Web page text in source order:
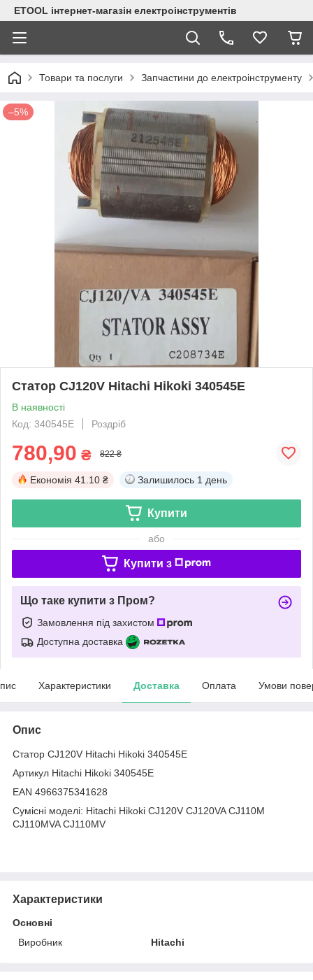
ETOOL інтернет-магазін електроінструментів
Товари та послуги Запчастини до електроінструменту
–5%
Статор CJ120V Hitachi Hikoki 340545E
В наявності
Код: 340545E
Роздріб
780,90 ₴ 822 ₴
Економія 41.10 ₴ Залишилось 1 день
Купити
або
Купити з
Що таке купити з Пром?
Замовлення під захистом
Доступна доставка
Характеристики Доставка Оплата Умови
Опис
Статор CJ120V Hitachi Hikoki 340545E
Артикул Hitachi Hikoki 340545E
EAN 4966375341628
Сумісні моделі: Hitachi Hikoki CJ120V CJ120VA CJ110M
CJ110MVA CJ110MV
Характеристики
Основні
Виробник
Hitachi